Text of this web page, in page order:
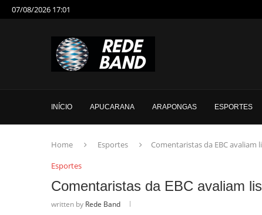
07/08/2026 17:01
INÍCIO APUCARANA ARAPONGAS ESPORTES
Home Esportes
Comentaristas da EBC avaliam
Esportes
Comentaristas da EBC avaliam
written by Rede Band